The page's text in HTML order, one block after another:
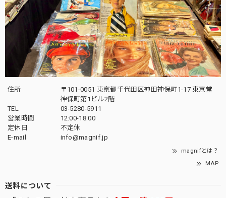
住所
〒101-0051 東京都千代田区神田神保町1-17 東京堂
神保町第1ビル2階
TEL
03-5280-5911
営業時間
12:00-18:00
定休日
不定休
E-mail
info@magnif.jp
magnifとは？
MAP
送料について